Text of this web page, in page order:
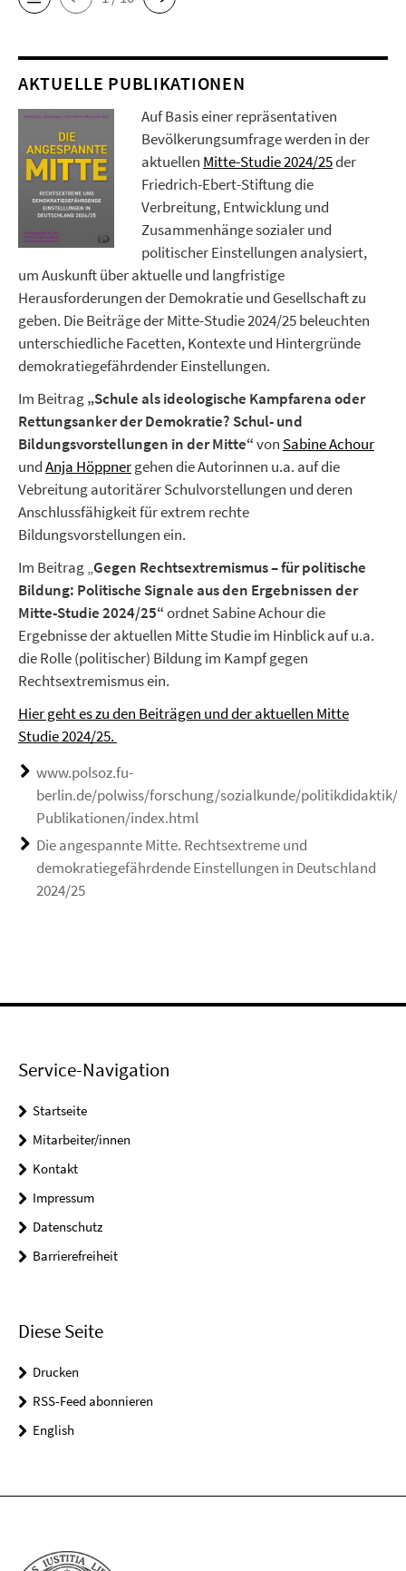
AKTUELLE PUBLIKATIONEN
Auf Basis einer repräsentativen
Bevölkerungsumfrage werden in der
aktuellen Mitte-Studie 2024/25der
Friedrich-Ebert-Stiftung die
Verbreitung, Entwicklung und
Zusammenhänge sozialer und
politischer Einstellungen analysiert,
um Auskunft über aktuelle und langfristige
Herausforderungen der Demokratie und Gesellschaft zu
geben. Die Beiträge der Mitte-Studie 2024/25 beleuchten
unterschiedliche Facetten, Kontexte und Hintergründe
demokratiegefährdender Einstellungen.
Im Beitrag„Schule als ideologische Kampfarena oder
Rettungsanker der Demokratie? Schul- und
Bildungsvorstellungen in der Mitte“von Sabine Achour
undAnja Höppnergehen die Autorinnen u.a. auf die
Vebreitung autoritärer Schulvorstellungen und deren
Anschlussfähigkeit für extrem rechte
Bildungsvorstellungen ein.
Im Beitrag „Gegen Rechtsextremismus – für politische
Bildung: Politische Signale aus den Ergebnissen der
Mitte-Studie 2024/25“ordnet Sabine Achour die
Ergebnisse der aktuellen Mitte Studie im Hinblick auf u.a.
die Rolle (politischer) Bildung im Kampf gegen
Rechtsextremismus ein.
Hier geht es zu den Beiträgen und der aktuellen Mitte
Studie 2024/25.
www.polsoz.fu-
berlin.de/polwiss/forschung/sozialkunde/politikdidaktik/
Publikationen/index.html
Die angespannte Mitte. Rechtsextreme und
demokratiegefährdende Einstellungen in Deutschland
2024/25
Service-Navigation
Startseite
Mitarbeiter/innen
Kontakt
Impressum
Datenschutz
Barrierefreiheit
Diese Seite
Drucken
RSS-Feed abonnieren
English